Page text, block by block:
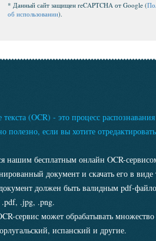
* Данный сайт защищен reCAPTCHA от Google (
об использовании).
(OCR) - это процесс
полезно, если вы хотите
нашим бесплатным онлайн OCR-
документ и скачать его в виде
должен быть валидным pdf-
.jpg, .png.
сервис может обрабатывать
испанский и другие.